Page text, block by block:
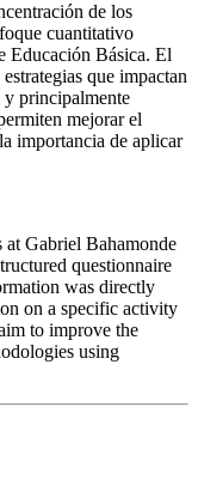
de los
cuantitativo
Educación Básica. El
que impactan
y principalmente
mejorar el
importancia de aplicar
at Gabriel Bahamonde
questionnaire
was directly
on a specific activity
to improve the
using